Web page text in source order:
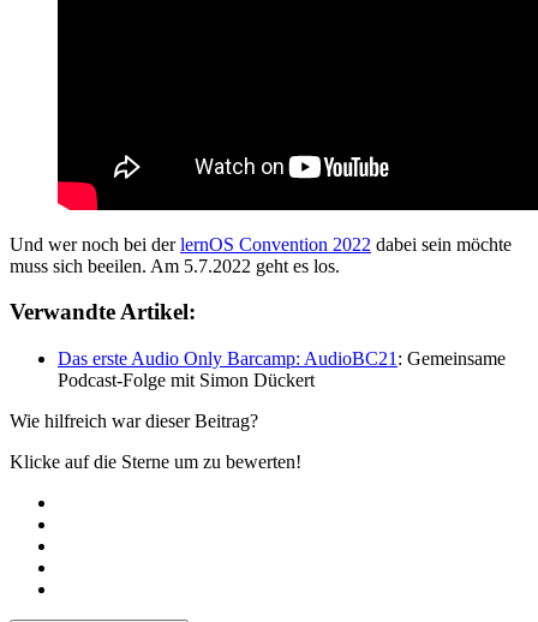
Und wer noch bei derlernOS Convention 2022 dabei sein möchte
muss sich beeilen. Am 5.7.2022 geht es los.
Verwandte Artikel:
Das erste Audio Only Barcamp: AudioBC21 : Gemeinsame
Podcast-Folge mit Simon Dückert
Wie hilfreich war dieser Beitrag?
Klicke auf die Sterne um zu bewerten!